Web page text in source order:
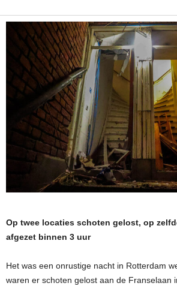
Op twee locaties schoten gelost, op
afgezet binnen 3 uur
Het was een onrustige nacht in Rotterdam
waren er schoten gelost aan de Franselaan